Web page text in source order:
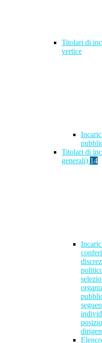
Titolari di
vertice
Titolari di
generali) 14